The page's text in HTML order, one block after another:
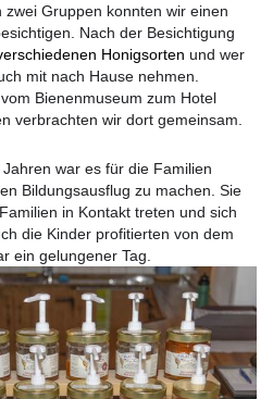
Gruppen konnten wir einen
Nach der Besichtigung
Honigsorten und wer
mit nach Hause nehmen.
Bienenmuseum zum Hotel
verbrachten wir dort gemeinsam.
war es für die Familien
Bildungsausflug zu machen. Sie
in Kontakt treten und sich
die Kinder profitierten von dem
ein gelungener Tag.